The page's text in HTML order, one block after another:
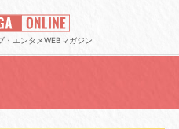
・エンタメWEBマガジン